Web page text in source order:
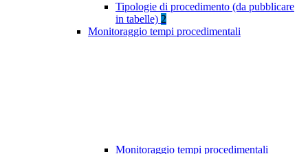
Tipologie di procedimento (da pubblicare
in tabelle) 2
Monitoraggio tempi procedimentali
Monitoraggio tempi procedimentali